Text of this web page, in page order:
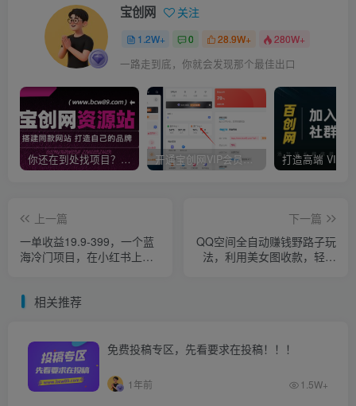
宝创网 关注
1.2W+ 0 28.9W+ 280W+
一路走到底，你就会发现那个最佳出口
你还在到处找项目？还在当韭菜？我靠卖项目一个月收入5万+，曾经我也是个失败者。 开通宝创网VIP会员，尊享全站资源免费下载，享70%的推广提成！！【限时五折优惠】
上一篇
一单收益19.9-399，一个蓝
海冷门项目，在小红书上卖
下一篇
QQ空间全自动赚钱野路子玩
法，利用美女图收款，轻松
相关推荐
免费投稿专区，先看要求在投稿！！！
1年前 1.5W+